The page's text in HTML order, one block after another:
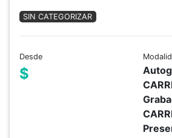
SIN CATEGORIZAR
Desde
$